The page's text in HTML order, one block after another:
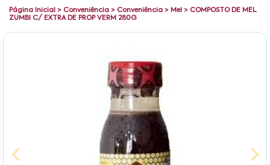
Página Inicial > Conveniência > Conveniência > Mel > COMPOSTO DE MEL
ZUMBI C/ EXTRA DE PROP VERM 280G